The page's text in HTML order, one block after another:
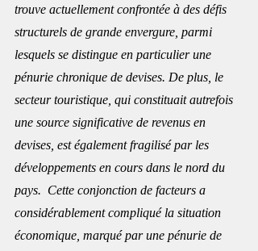
trouve actuellement confrontée à des défis
structurels de grande envergure, parmi
lesquels se distingue en particulier une
pénurie chronique de devises. De plus, le
secteur touristique, qui constituait autrefois
une source significative de revenus en
devises, est également fragilisé par les
développements en cours dans le nord du
pays.  Cette conjonction de facteurs a
considérablement compliqué la situation
économique, marqué par une pénurie de